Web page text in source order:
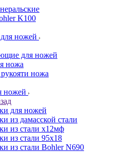
K100
ножей
для ножей
ножа
ножа
ножей
для ножей
из дамасской стали
из стали х12мф
из стали 95х18
из стали Bohler N690